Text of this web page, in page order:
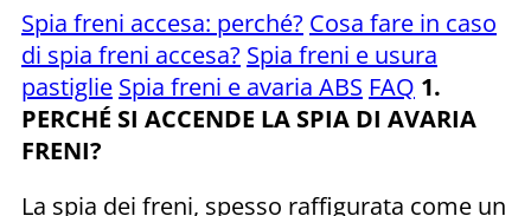
Spia freni accesa: perché? Cosa fare in caso
di spia freni accesa? Spia freni e usura
pastiglie Spia freni e avaria ABS FAQ 1.
PERCHÉ SI ACCENDE LA SPIA DI AVARIA
FRENI?
La spia dei freni, spesso raffigurata come un